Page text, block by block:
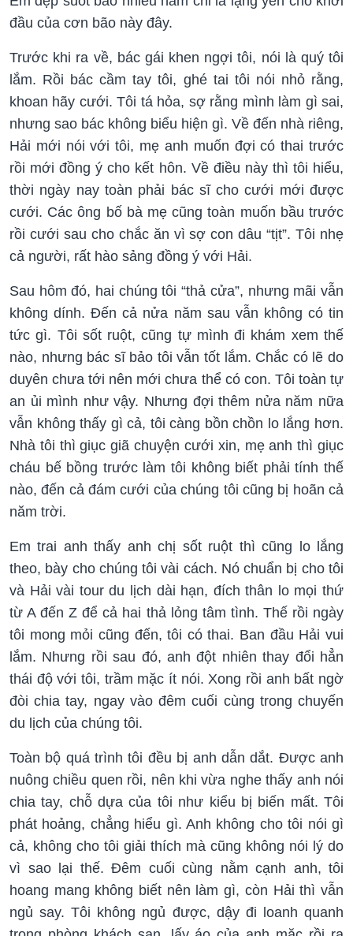
đầu của cơn bão này đây.
Trước khi ra về, bác gái khen ngợi tôi, nói là quý tôi
lắm. Rồi bác cầm tay tôi, ghé tai tôi nói nhỏ rằng,
khoan hãy cưới. Tôi tá hỏa, sợ rằng mình làm gì sai,
nhưng sao bác không biểu hiện gì. Về đến nhà riêng,
Hải mới nói với tôi, mẹ anh muốn đợi có thai trước
rồi mới đồng ý cho kết hôn. Về điều này thì tôi hiểu,
thời ngày nay toàn phải bác sĩ cho cưới mới được
cưới. Các ông bố bà mẹ cũng toàn muốn bầu trước
rồi cưới sau cho chắc ăn vì sợ con dâu “tịt”. Tôi nhẹ
cả người, rất hào sảng đồng ý với Hải.
Sau hôm đó, hai chúng tôi “thả cửa”, nhưng mãi vẫn
không dính. Đến cả nửa năm sau vẫn không có tin
tức gì. Tôi sốt ruột, cũng tự mình đi khám xem thế
nào, nhưng bác sĩ bảo tôi vẫn tốt lắm. Chắc có lẽ do
duyên chưa tới nên mới chưa thể có con. Tôi toàn tự
an ủi mình như vậy. Nhưng đợi thêm nửa năm nữa
vẫn không thấy gì cả, tôi càng bồn chồn lo lắng hơn.
Nhà tôi thì giục giã chuyện cưới xin, mẹ anh thì giục
cháu bế bồng trước làm tôi không biết phải tính thế
nào, đến cả đám cưới của chúng tôi cũng bị hoãn cả
năm trời.
Em trai anh thấy anh chị sốt ruột thì cũng lo lắng
theo, bày cho chúng tôi vài cách. Nó chuẩn bị cho tôi
và Hải vài tour du lịch dài hạn, đích thân lo mọi thứ
từ A đến Z để cả hai thả lỏng tâm tình. Thế rồi ngày
tôi mong mỏi cũng đến, tôi có thai. Ban đầu Hải vui
lắm. Nhưng rồi sau đó, anh đột nhiên thay đổi hẳn
thái độ với tôi, trầm mặc ít nói. Xong rồi anh bất ngờ
đòi chia tay, ngay vào đêm cuối cùng trong chuyến
du lịch của chúng tôi.
Toàn bộ quá trình tôi đều bị anh dẫn dắt. Được anh
nuông chiều quen rồi, nên khi vừa nghe thấy anh nói
chia tay, chỗ dựa của tôi như kiểu bị biến mất. Tôi
phát hoảng, chẳng hiểu gì. Anh không cho tôi nói gì
cả, không cho tôi giải thích mà cũng không nói lý do
vì sao lại thế. Đêm cuối cùng nằm cạnh anh, tôi
hoang mang không biết nên làm gì, còn Hải thì vẫn
ngủ say. Tôi không ngủ được, dậy đi loanh quanh